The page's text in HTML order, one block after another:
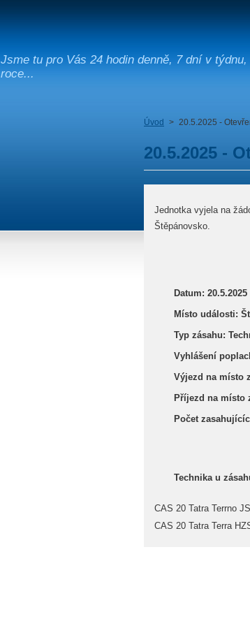
Jsme tu pro Vás 24 hodin denně, 7 dní v
roce...
Úvod > 20.5.2025 -
20.5.2025 -
Jednotka vyjela na
Štěpánovsko.
Datum: 20.5.2025
Místo události:
Typ zásahu:
Vyhlášení
Výjezd na místo
Příjezd na místo
Počet
Technika u
CAS 20 Tatra Terrno
CAS 20 Tatra Terra